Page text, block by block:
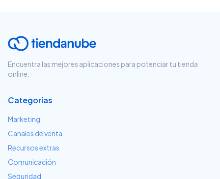
Encuentra las mejores aplicaciones para potenciar tu tienda
online.
Categorías
Marketing
Canales de venta
Recursos extras
Comunicación
Seguridad